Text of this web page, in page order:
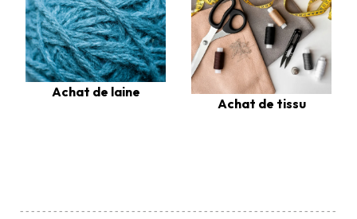
Achat de laine
Achat de tissu
---------------------------------------------------------